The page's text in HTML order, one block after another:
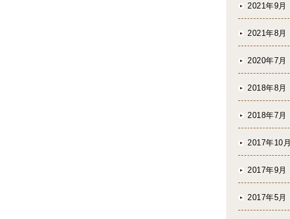
2021年9月
2021年8月
2020年7月
2018年8月
2018年7月
2017年10月
2017年9月
2017年5月